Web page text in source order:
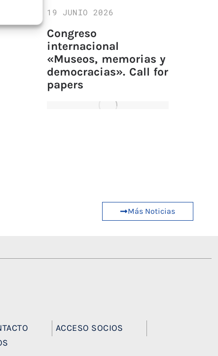
19 JUNIO 2026
Congreso
internacional
«Museos, memorias y
democracias». Call for
papers
Más Noticias
ACCESO SOCIOS